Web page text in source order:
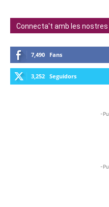
Connecta't amb les nostres
7,490 Fans
3,252 Seguidors
-
-